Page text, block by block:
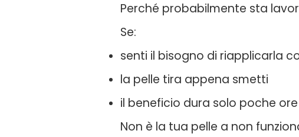
Perché probabilmente sta
Se:
senti il bisogno di riapplicarla
la pelle tira appena smetti
il beneficio dura solo poche ore
Non è la tua pelle a non